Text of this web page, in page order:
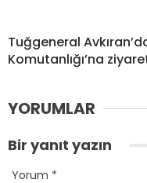
Tuğgeneral
Komutanlığı’na
YORUMLAR
Bir yanıt yazın
Yorum *